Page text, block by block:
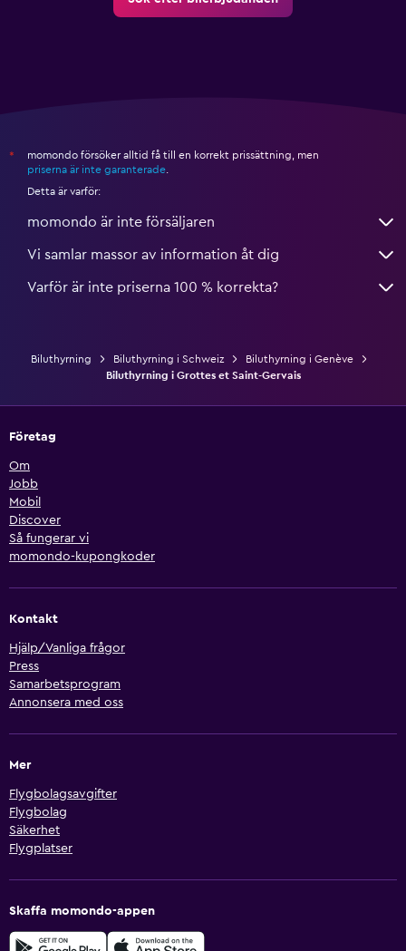
*
momondo försöker alltid få till en korrekt prissättning, men
priserna är inte garanterade.
Detta är varför:
momondo är inte försäljaren
Vi samlar massor av information åt dig
Varför är inte priserna 100 % korrekta?
Biluthyrning Biluthyrning i Schweiz
Biluthyrning i Genève
Biluthyrning i Grottes et Saint-Gervais
Företag
Om
Jobb
Mobil
Discover
Så fungerar vi
momondo-kupongkoder
Kontakt
Hjälp/Vanliga frågor
Press
Samarbetsprogram
Annonsera med oss
Mer
Flygbolagsavgifter
Flygbolag
Säkerhet
Flygplatser
Skaffa momondo-appen